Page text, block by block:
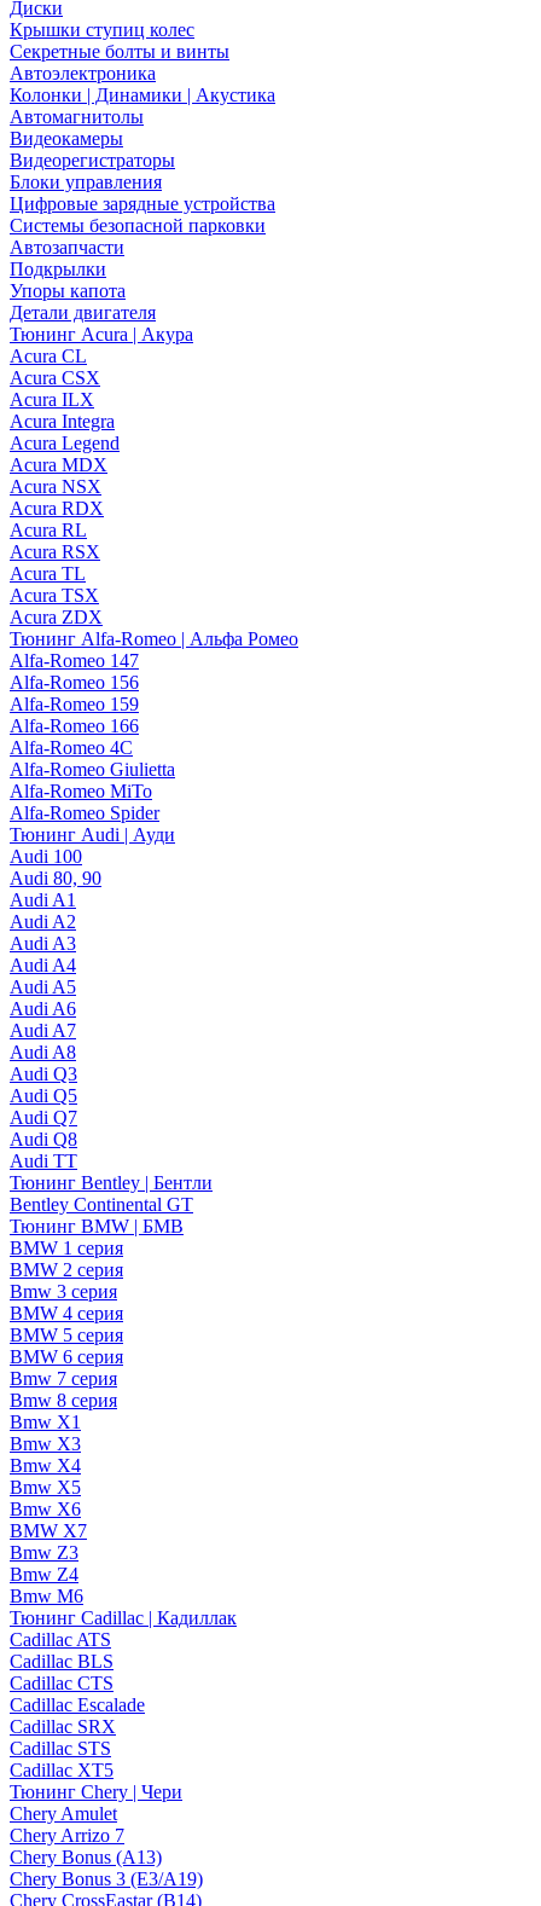
Диски
Крышки ступиц колес
Секретные болты и винты
Автоэлектроника
Колонки | Динамики | Акустика
Автомагнитолы
Видеокамеры
Видеорегистраторы
Блоки управления
Цифровые зарядные устройства
Системы безопасной парковки
Автозапчасти
Подкрылки
Упоры капота
Детали двигателя
Тюнинг Acura | Акура
Acura CL
Acura CSX
Acura ILX
Acura Integra
Acura Legend
Acura MDX
Acura NSX
Acura RDX
Acura RL
Acura RSX
Acura TL
Acura TSX
Acura ZDX
Тюнинг Alfa-Romeo | Альфа Ромео
Alfa-Romeo 147
Alfa-Romeo 156
Alfa-Romeo 159
Alfa-Romeo 166
Alfa-Romeo 4C
Alfa-Romeo Giulietta
Alfa-Romeo MiTo
Alfa-Romeo Spider
Тюнинг Audi | Ауди
Audi 100
Audi 80, 90
Audi A1
Audi A2
Audi A3
Audi A4
Audi A5
Audi A6
Audi A7
Audi A8
Audi Q3
Audi Q5
Audi Q7
Audi Q8
Audi TT
Тюнинг Bentley | Бентли
Bentley Continental GT
Тюнинг BMW | БМВ
BMW 1 серия
BMW 2 серия
Bmw 3 серия
BMW 4 серия
BMW 5 серия
BMW 6 серия
Bmw 7 серия
Bmw 8 серия
Bmw X1
Bmw X3
Bmw X4
Bmw X5
Bmw X6
BMW X7
Bmw Z3
Bmw Z4
Bmw М6
Тюнинг Cadillac | Кадиллак
Cadillac ATS
Cadillac BLS
Cadillac CTS
Cadillac Escalade
Cadillac SRX
Cadillac STS
Cadillac XT5
Тюнинг Chery | Чери
Chery Amulet
Chery Arrizo 7
Chery Bonus (A13)
Chery Bonus 3 (E3/A19)
Chery CrossEastar (B14)